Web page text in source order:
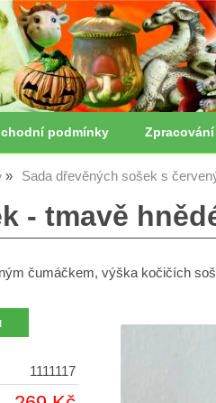
podmínky Zpracování
Sada dřevěných sošek s
- tmavě
čumáčkem, výška kočičích
1111117